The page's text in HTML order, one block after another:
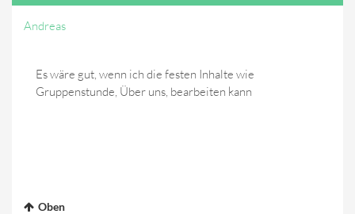
Andreas
Es wäre gut, wenn ich die festen Inhalte wie
Gruppenstunde, Über uns, bearbeiten kann
Oben